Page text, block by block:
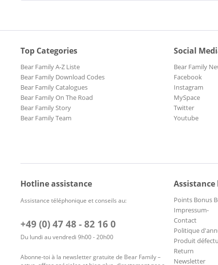
Top Categories
Bear Family A-Z Liste
Bear Family Download Codes
Bear Family Catalogues
Bear Family On The Road
Bear Family Story
Bear Family Team
Social
Bear Family
Facebook
Instagram
MySpace
Twitter
Youtube
Hotline assistance
Assistance téléphonique et conseils au:
+49 (0) 47 48 - 82 16 0
Du lundi au vendredi 9h00 - 20h00
Abonne-toi à la newsletter gratuite de Bear Family –
Points Bonus
Impressum-
Contact
Politique
Produit
Return
Newsletter